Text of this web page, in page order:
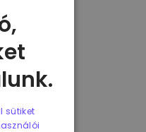
sütiket